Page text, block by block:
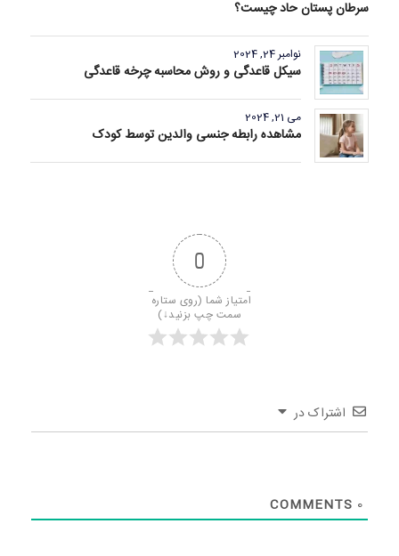
سرطان پستان حاد چیست؟
نوامبر 24, 2024
سیکل قاعدگی و روش محاسبه چرخه قاعدگی
می 21, 2024
مشاهده رابطه جنسی والدین توسط کودک
0
امتیاز شما (روی ستاره
سمت چپ بزنید↓)
اشتراک در
0